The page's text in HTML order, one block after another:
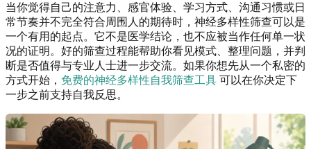
当你觉得自己的注意力、感官体验、学习方式、沟通习惯或日
常节奏并不完全符合周围人的期待时，神经多样性筛查可以是
一个有用的起点。它不是医学结论，也不应被当作任何单一状
况的证明。好的筛查过程能帮助你看见模式、整理问题，并判
断是否值得与专业人士进一步交流。如果你想先从一个私密的
方式开始， 免费的神经多样性自我筛查工具 可以在你决定下
一步之前支持自我反思。